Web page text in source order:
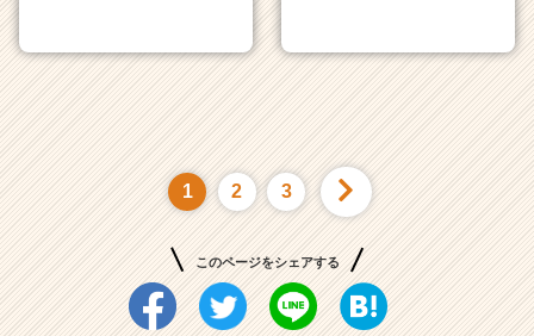
1 2 3
このページをシェアする